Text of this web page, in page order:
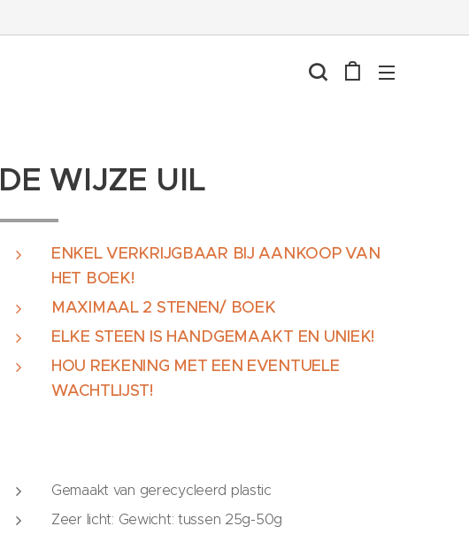
DE WIJZE UIL
ENKEL VERKRIJGBAAR BIJ AANKOOP VAN
HET BOEK!
MAXIMAAL 2 STENEN/ BOEK
ELKE STEEN IS HANDGEMAAKT EN UNIEK!
HOU REKENING MET EEN EVENTUELE
WACHTLIJST!
Gemaakt van gerecycleerd plastic
Zeer licht: Gewicht: tussen 25g-50g